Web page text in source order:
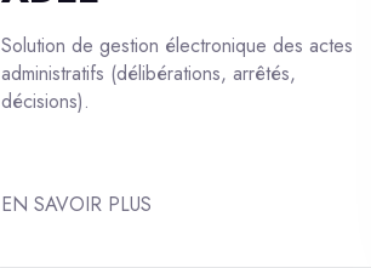
Solution de gestion électronique des actes
administratifs (délibérations, arrêtés,
décisions).
EN SAVOIR PLUS